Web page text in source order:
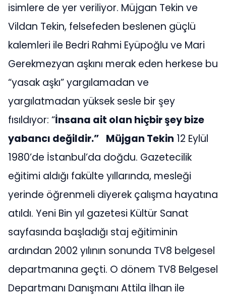
isimlere de yer veriliyor. Müjgan Tekin ve
Vildan Tekin, felsefeden beslenen güçlü
kalemleri ile Bedri Rahmi Eyüpoğlu ve Mari
Gerekmezyan aşkını merak eden herkese bu
“yasak aşkı” yargılamadan ve
yargılatmadan yüksek sesle bir şey
fısıldıyor: “İnsana ait olan hiçbir şey bize
yabancı değildir.” Müjgan Tekin 12 Eylül
1980’de İstanbul’da doğdu. Gazetecilik
eğitimi aldığı fakülte yıllarında, mesleği
yerinde öğrenmeli diyerek çalışma hayatına
atıldı. Yeni Bin yıl gazetesi Kültür Sanat
sayfasında başladığı staj eğitiminin
ardından 2002 yılının sonunda TV8 belgesel
departmanına geçti. O dönem TV8 Belgesel
Departmanı Danışmanı Attila İlhan ile